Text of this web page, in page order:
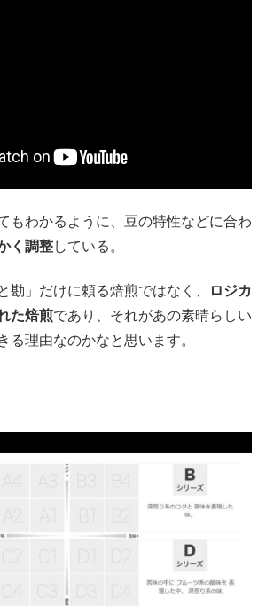
もわかるように、豆の特性などに合わ
く調整している。
勘」だけに頼る焙煎ではなく、
ロジカ
た焙煎であり、それがあの素晴らしい
る理由なのかなと思います。